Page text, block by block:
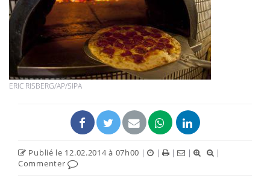
ERIC RISBERG/AP/SIPA
Publié le 12.02.2014 à 07h00 | | | |
|
Commenter